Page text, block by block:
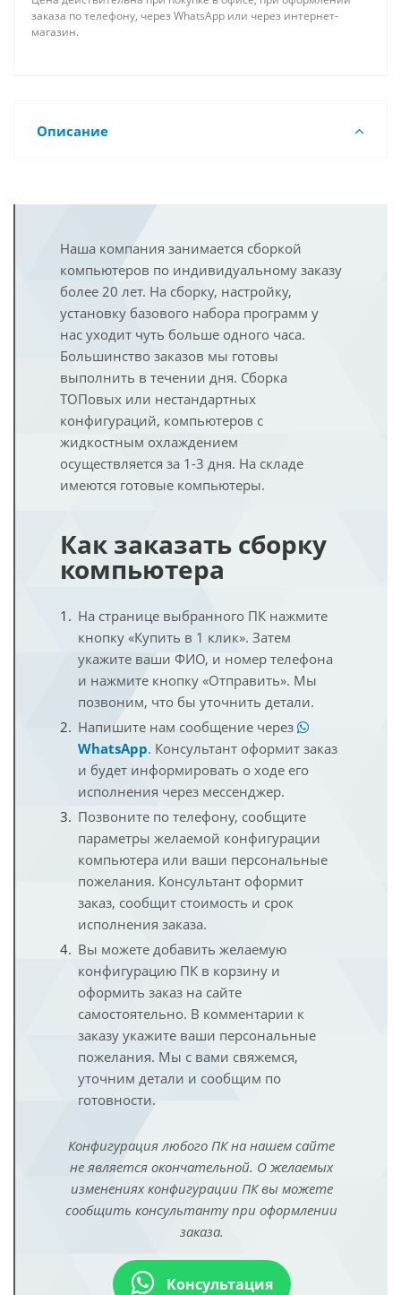
заказа по телефону, через WhatsApp или через интернет-
магазин.
Описание
Наша компания занимается сборкой
компьютеров по индивидуальному заказу
более 20 лет. На сборку, настройку,
установку базового набора программ у
нас уходит чуть больше одного часа.
Большинство заказов мы готовы
выполнить в течении дня. Сборка
ТОПовых или нестандартных
конфигураций, компьютеров с
жидкостным охлаждением
осуществляется за 1-3 дня. На складе
имеются готовые компьютеры.
Как заказать сборку
компьютера
На странице выбранного ПК нажмите
кнопку «Купить в 1 клик». Затем
укажите ваши ФИО, и номер телефона
и нажмите кнопку «Отправить». Мы
позвоним, что бы уточнить детали.
Напишите нам сообщение через
WhatsApp. Консультант оформит заказ
и будет информировать о ходе его
исполнения через мессенджер.
Позвоните по телефону, сообщите
параметры желаемой конфигурации
компьютера или ваши персональные
пожелания. Консультант оформит
заказ, сообщит стоимость и срок
исполнения заказа.
Вы можете добавить желаемую
конфигурацию ПК в корзину и
оформить заказ на сайте
самостоятельно. В комментарии к
заказу укажите ваши персональные
пожелания. Мы с вами свяжемся,
уточним детали и сообщим по
готовности.
Конфигурация любого ПК на нашем сайте
не является окончательной. О желаемых
изменениях конфигурации ПК вы можете
сообщить консультанту при оформлении
заказа.
Консультация